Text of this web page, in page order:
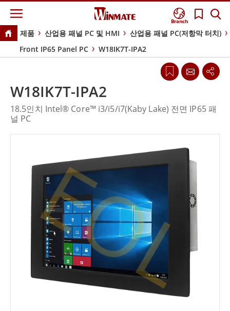
Branch
제품 산업용 패널 PC 및 HMI
산업용 패널 PC(저항막 터치)
Front IP65 Panel PC
W18IK7T-IPA2
W18IK7T-IPA2
18.5인치 Intel® Core™ i3/i5/i7(Kaby Lake) 전면 IP65 패
널 PC
EOL